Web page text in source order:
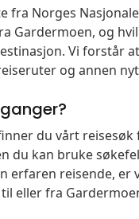
fra Norges
Gardermoen, og
Vi forstår
og annen
du vårt
du kan bruke
erfaren reisende,
eller fra